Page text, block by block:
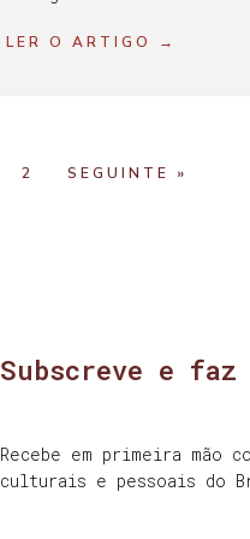
LER O ARTIGO →
2 SEGUINTE »
Subscreve e faz
Recebe em primeira mão
culturais e pessoais do